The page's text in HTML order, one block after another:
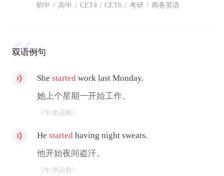
初中 / 高中 / CET4 / CET6 / 考研 / 商务英语
双语例句
Shestarted work last Monday.
她上个星期一开始工作。
《牛津词典》
Hestarted having night sweats.
他开始夜间盗汗。
《牛津词典》